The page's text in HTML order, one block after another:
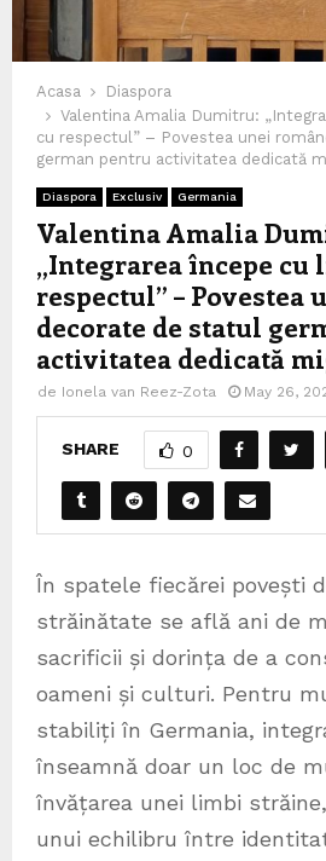
Acasa
Diaspora
Valentina Amalia Dumitru:
cu respectul” – Povestea unei
german pentru activitatea dedicată
Diaspora Exclusiv Germania
Valentina Amalia
„Integrarea începe cu
respectul” – Povestea
decorate de statul
activitatea dedicată
de Ionela van Reez-Zota May 26,
SHARE 0
În spatele fiecărei povești
străinătate se află ani de
sacrificii și dorința de a
oameni și culturi. Pentru
stabiliți în Germania,
înseamnă doar un loc de
învățarea unei limbi
unui echilibru între